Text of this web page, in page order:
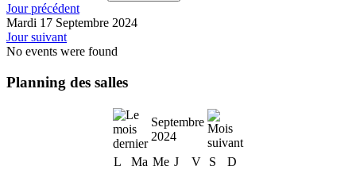
Jour précédent
Mardi 17 Septembre 2024
Jour suivant
No events were found
Planning des salles
Septembre
2024
L
Ma Me J V S
D